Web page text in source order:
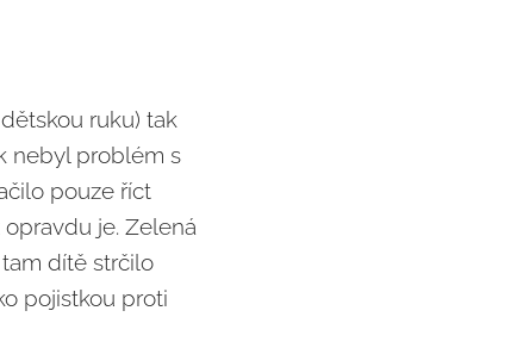
ruku) tak
nebyl problém s
pouze říct
je. Zelená
dítě strčilo
pojistkou proti